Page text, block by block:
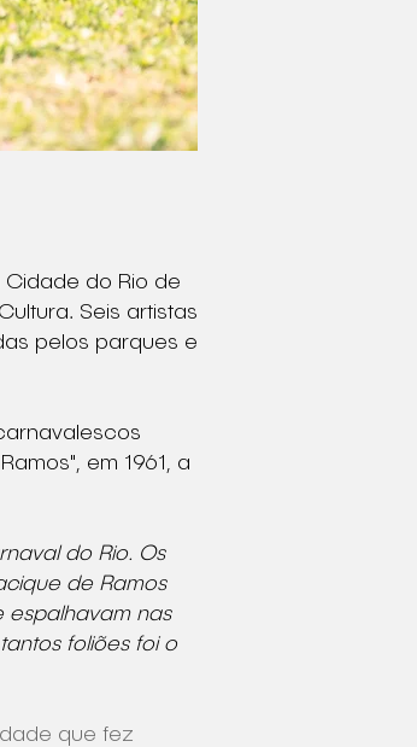
Cidade do Rio de
Seis artistas
pelos parques e
em 1961, a
do Rio. Os
de Ramos
espalhavam nas
foliões foi o
que fez